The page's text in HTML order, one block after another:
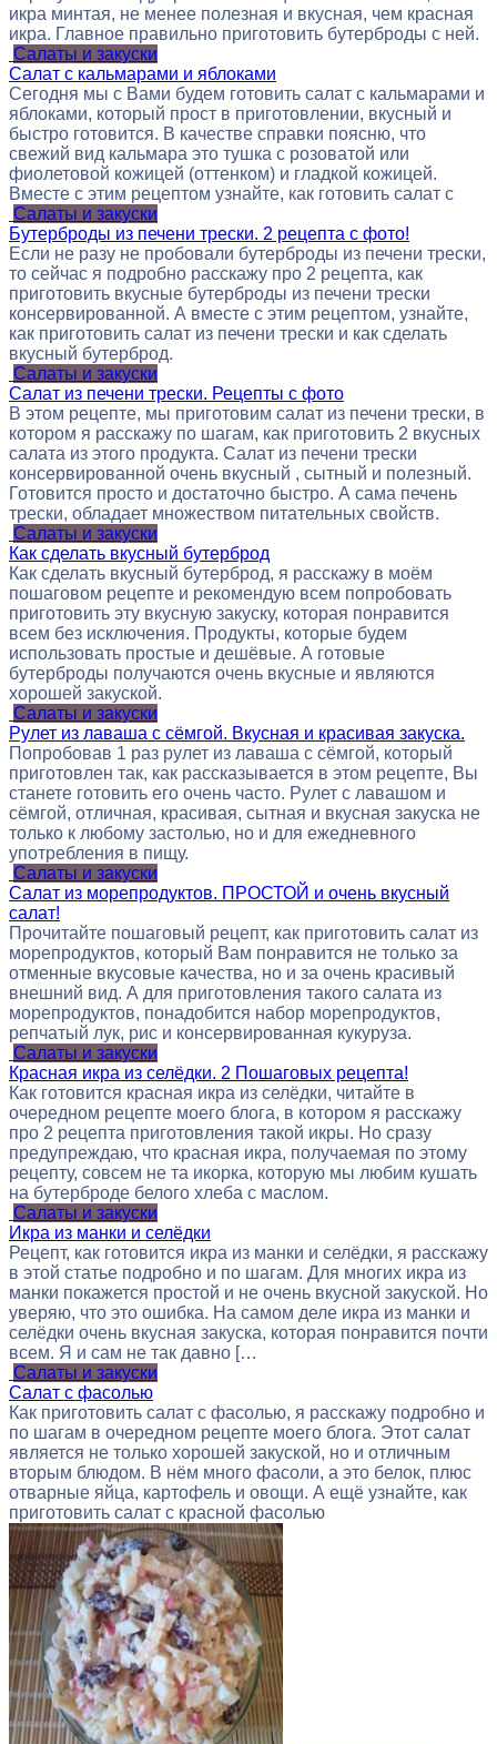
икра минтая, не менее полезная и вкусная, чем красная
икра. Главное правильно приготовить бутерброды с ней.
Салаты и закуски
Салат с кальмарами и яблоками
Сегодня мы с Вами будем готовить салат с кальмарами и
яблоками, который прост в приготовлении, вкусный и
быстро готовится. В качестве справки поясню, что
свежий вид кальмара это тушка с розоватой или
фиолетовой кожицей (оттенком) и гладкой кожицей.
Вместе с этим рецептом узнайте, как готовить салат с
Салаты и закуски
Бутерброды из печени трески. 2 рецепта с фото!
Если не разу не пробовали бутерброды из печени трески,
то сейчас я подробно расскажу про 2 рецепта, как
приготовить вкусные бутерброды из печени трески
консервированной. А вместе с этим рецептом, узнайте,
как приготовить салат из печени трески и как сделать
вкусный бутерброд.
Салаты и закуски
Салат из печени трески. Рецепты с фото
В этом рецепте, мы приготовим салат из печени трески, в
котором я расскажу по шагам, как приготовить 2 вкусных
салата из этого продукта. Салат из печени трески
консервированной очень вкусный , сытный и полезный.
Готовится просто и достаточно быстро. А сама печень
трески, обладает множеством питательных свойств.
Салаты и закуски
Как сделать вкусный бутерброд
Как сделать вкусный бутерброд, я расскажу в моём
пошаговом рецепте и рекомендую всем попробовать
приготовить эту вкусную закуску, которая понравится
всем без исключения. Продукты, которые будем
использовать простые и дешёвые. А готовые
бутерброды получаются очень вкусные и являются
хорошей закуской.
Салаты и закуски
Рулет из лаваша с сёмгой. Вкусная и красивая закуска.
Попробовав 1 раз рулет из лаваша с сёмгой, который
приготовлен так, как рассказывается в этом рецепте, Вы
станете готовить его очень часто. Рулет с лавашом и
сёмгой, отличная, красивая, сытная и вкусная закуска не
только к любому застолью, но и для ежедневного
употребления в пищу.
Салаты и закуски
Салат из морепродуктов. ПРОСТОЙ и очень вкусный
салат!
Прочитайте пошаговый рецепт, как приготовить салат из
морепродуктов, который Вам понравится не только за
отменные вкусовые качества, но и за очень красивый
внешний вид. А для приготовления такого салата из
морепродуктов, понадобится набор морепродуктов,
репчатый лук, рис и консервированная кукуруза.
Салаты и закуски
Красная икра из селёдки. 2 Пошаговых рецепта!
Как готовится красная икра из селёдки, читайте в
очередном рецепте моего блога, в котором я расскажу
про 2 рецепта приготовления такой икры. Но сразу
предупреждаю, что красная икра, получаемая по этому
рецепту, совсем не та икорка, которую мы любим кушать
на бутерброде белого хлеба с маслом.
Салаты и закуски
Икра из манки и селёдки
Рецепт, как готовится икра из манки и селёдки, я расскажу
в этой статье подробно и по шагам. Для многих икра из
манки покажется простой и не очень вкусной закуской. Но
уверяю, что это ошибка. На самом деле икра из манки и
селёдки очень вкусная закуска, которая понравится почти
всем. Я и сам не так давно […
Салаты и закуски
Салат с фасолью
Как приготовить салат с фасолью, я расскажу подробно и
по шагам в очередном рецепте моего блога. Этот салат
является не только хорошей закуской, но и отличным
вторым блюдом. В нём много фасоли, а это белок, плюс
отварные яйца, картофель и овощи. А ещё узнайте, как
приготовить салат с красной фасолью